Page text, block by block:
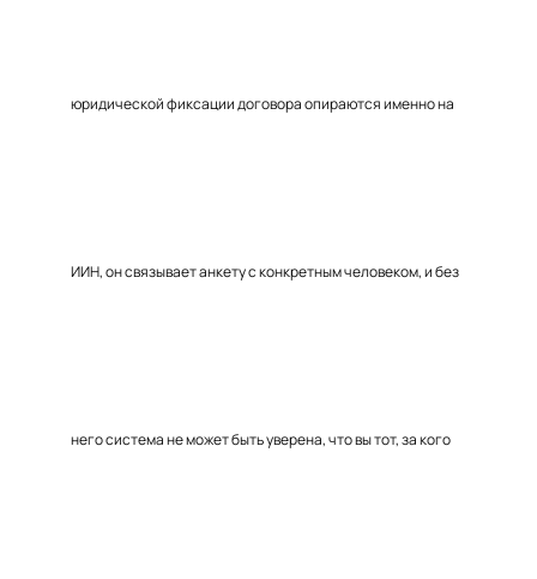
юридической фиксации договора опираются именно на
ИИН, он связывает анкету с конкретным человеком, и без
него система не может быть уверена, что вы тот, за кого